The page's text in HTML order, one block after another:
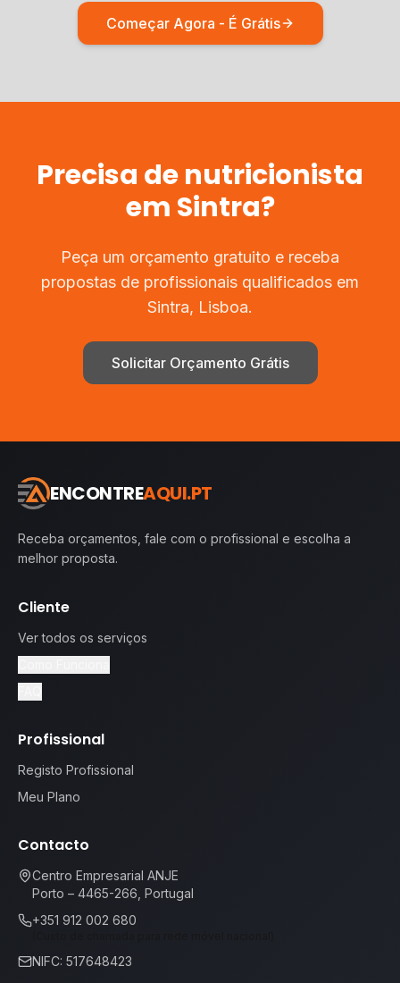
Começar Agora - É Grátis
Precisa denutricionista
em Sintra?
Peça um orçamento gratuito e receba
propostas de profissionais qualificados em
Sintra, Lisboa.
Solicitar Orçamento Grátis
ENCONTREAQUI.PT
Receba orçamentos, fale com o profissional e escolha a
melhor proposta.
Cliente
Ver todos os serviços
Profissional
Registo Profissional
Meu Plano
Contacto
Centro Empresarial ANJE
Porto – 4465-266, Portugal
+351 912 002 680
NIFC: 517648423